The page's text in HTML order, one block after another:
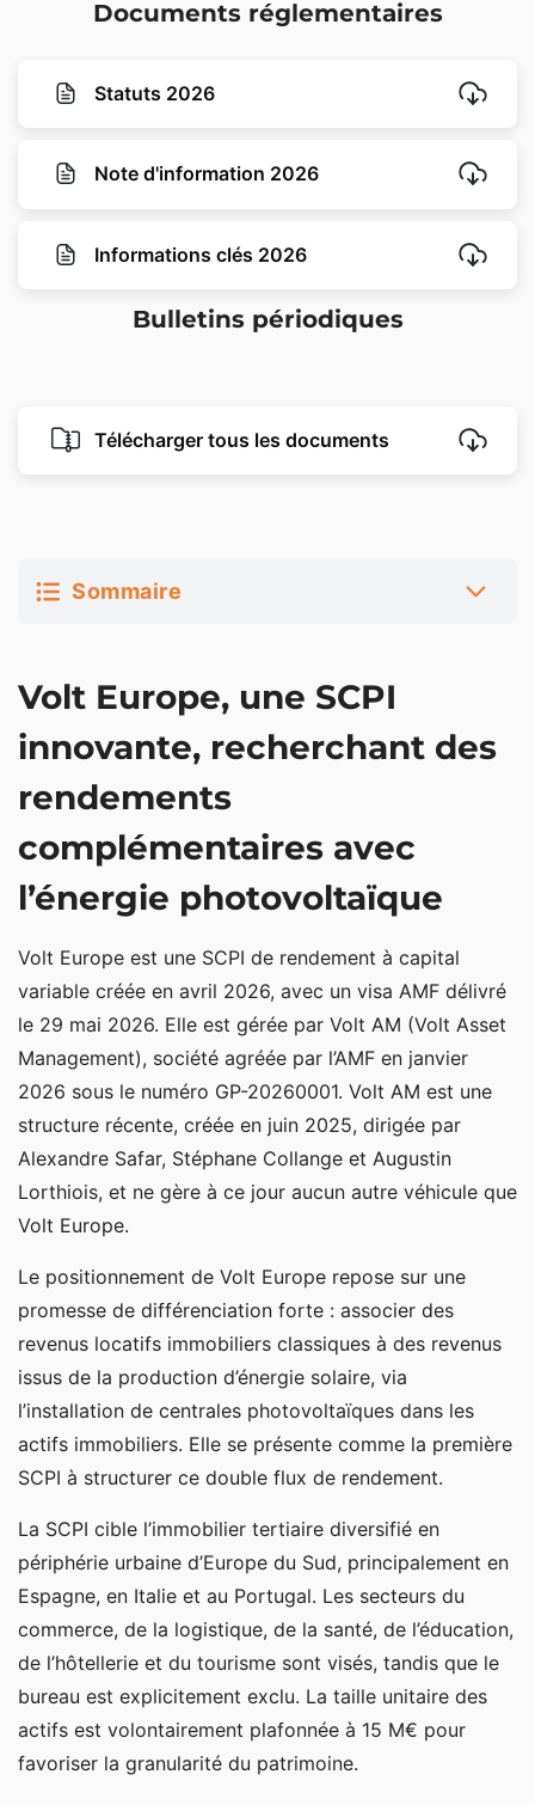
Documents réglementaires
Statuts 2026
Note d'information 2026
Informations clés 2026
Bulletins périodiques
Télécharger tous les documents
Sommaire
rendements complémentaires avec l’énergie
Des objectifs de performance ambitieux
Frais, fiscalité et risques spécifiques à connaître
sur Volt Europe
Volt Europe, une SCPI
innovante, recherchant des
rendements
complémentaires avec
l’énergie photovoltaïque
Volt Europe est une SCPI de rendement à capital
variable créée en avril 2026, avec un visa AMF délivré
le 29 mai 2026. Elle est gérée par Volt AM (Volt Asset
Management), société agréée par l’AMF en janvier
2026 sous le numéro GP-20260001. Volt AM est une
structure récente, créée en juin 2025, dirigée par
Alexandre Safar, Stéphane Collange et Augustin
Lorthiois, et ne gère à ce jour aucun autre véhicule que
Volt Europe.
Le positionnement de Volt Europe repose sur une
promesse de différenciation forte : associer des
revenus locatifs immobiliers classiques à des revenus
issus de la production d’énergie solaire, via
l’installation de centrales photovoltaïques dans les
actifs immobiliers. Elle se présente comme la première
SCPI à structurer ce double flux de rendement.
La SCPI cible l’immobilier tertiaire diversifié en
périphérie urbaine d’Europe du Sud, principalement en
Espagne, en Italie et au Portugal. Les secteurs du
commerce, de la logistique, de la santé, de l’éducation,
de l’hôtellerie et du tourisme sont visés, tandis que le
bureau est explicitement exclu. La taille unitaire des
actifs est volontairement plafonnée à 15 M€ pour
favoriser la granularité du patrimoine.